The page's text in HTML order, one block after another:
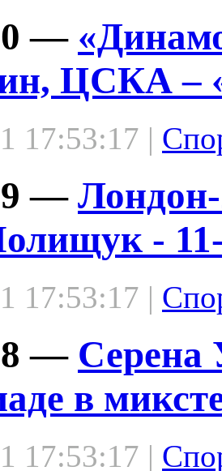
—
ЦСКА –
17:53:17 |
—
-
17:53:17 |
— Серена
в
17:53:17 |